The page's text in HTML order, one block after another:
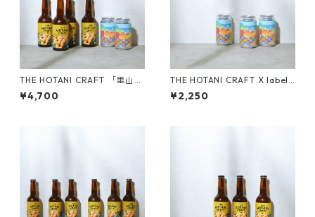
THE HOTANI CRAFT 「里山の
恵セット（山のみかん 4本／X
label COUNTRY ROAD 2
¥4,700
THE HOTANI CRAFT X label
「COUNTRY ROAD」 350ml
（3本セット）
¥2,250